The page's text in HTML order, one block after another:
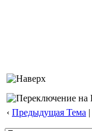
‹ Предыдущая Тема |